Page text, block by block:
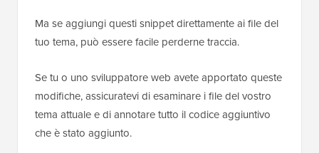
Ma se aggiungi questi snippet direttamente ai file del
tuo tema, può essere facile perderne traccia.
Se tu o uno sviluppatore web avete apportato queste
modifiche, assicuratevi di esaminare i file del vostro
tema attuale e di annotare tutto il codice aggiuntivo
che è stato aggiunto.